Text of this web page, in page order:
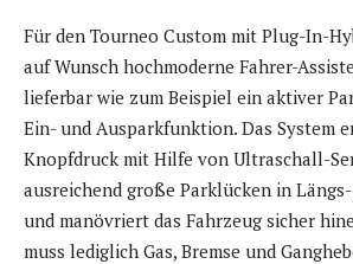
Für den Tourneo Custom mit Plug-In-
auf Wunsch hochmoderne Fahrer-
lieferbar wie zum Beispiel ein aktiver
Ein- und Ausparkfunktion. Das System
Knopfdruck mit Hilfe von Ultraschall-
ausreichend große Parklücken in
und manövriert das Fahrzeug sicher
muss lediglich Gas, Bremse und